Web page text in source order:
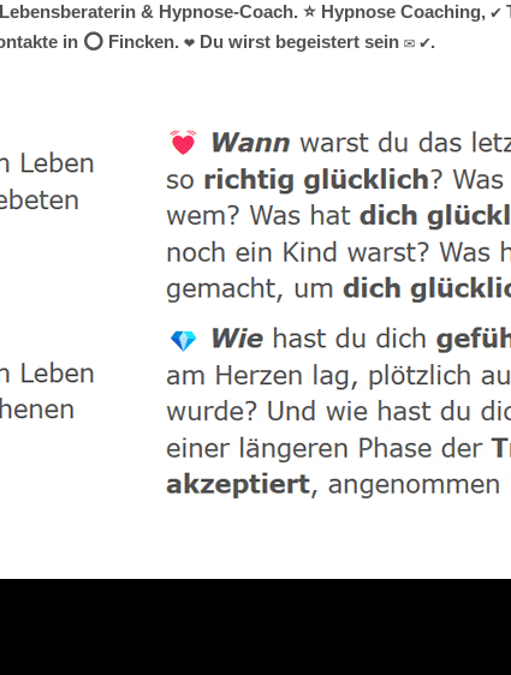
& Hypnose-Coach. ⭐ Hypnose Coaching,
in ⭕ Fincken. ❤ Du wirst begeistert sein ✉ ✔.